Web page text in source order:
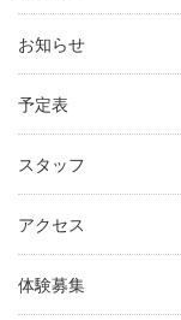
お知らせ
予定表
スタッフ
アクセス
体験募集